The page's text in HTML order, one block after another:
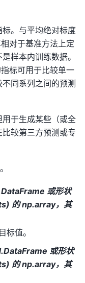
。与平均绝对标度
对于基准方法上定
样本内训练数据。
标可用于比较单一
同系列之间的预测
于生成某些（或全
较第三方预测或专
或形状
的 np.array，其
标值。
或形状
的 np.array，其